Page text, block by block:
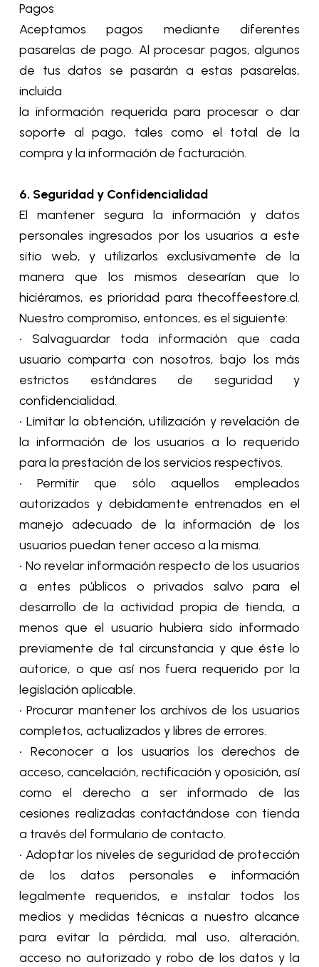
Pagos
Aceptamos pagos mediante diferentes
pasarelas de pago. Al procesar pagos, algunos
de tus datos se pasarán a estas pasarelas,
incluida
la información requerida para procesar o dar
soporte al pago, tales como el total de la
compra y la información de facturación.
6. Seguridad y Confidencialidad
El mantener segura la información y datos
personales ingresados por los usuarios a este
sitio web, y utilizarlos exclusivamente de la
manera que los mismos desearían que lo
hiciéramos, es prioridad para thecoffeestore.cl.
Nuestro compromiso, entonces, es el siguiente:
• Salvaguardar toda información que cada
usuario comparta con nosotros, bajo los más
estrictos estándares de seguridad y
confidencialidad.
• Limitar la obtención, utilización y revelación de
la información de los usuarios a lo requerido
para la prestación de los servicios respectivos.
• Permitir que sólo aquellos empleados
autorizados y debidamente entrenados en el
manejo adecuado de la información de los
usuarios puedan tener acceso a la misma.
• No revelar información respecto de los usuarios
a entes públicos o privados salvo para el
desarrollo de la actividad propia de tienda, a
menos que el usuario hubiera sido informado
previamente de tal circunstancia y que éste lo
autorice, o que así nos fuera requerido por la
legislación aplicable.
• Procurar mantener los archivos de los usuarios
completos, actualizados y libres de errores.
• Reconocer a los usuarios los derechos de
acceso, cancelación, rectificación y oposición, así
como el derecho a ser informado de las
cesiones realizadas contactándose con tienda
a través del formulario de contacto.
• Adoptar los niveles de seguridad de protección
de los datos personales e información
legalmente requeridos, e instalar todos los
medios y medidas técnicas a nuestro alcance
para evitar la pérdida, mal uso, alteración,
acceso no autorizado y robo de los datos y la